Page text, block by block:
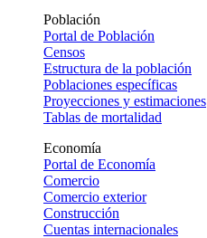
Población
Portal de Población
Censos
Estructura de la población
Poblaciones específicas
Proyecciones y estimaciones
Tablas de mortalidad
Economía
Portal de Economía
Comercio
Comercio exterior
Construcción
Cuentas internacionales